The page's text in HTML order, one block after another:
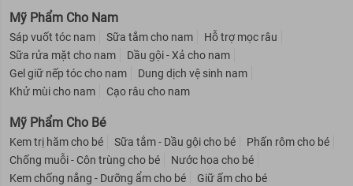
Mỹ Phẩm Cho Nam
Sáp vuốt tóc nam Sữa tắm cho nam
Hỗ trợ mọc râu
Sữa rửa mặt cho nam
Dầu gội - Xả cho nam
Gel giữ nếp tóc cho nam
Dung dịch vệ sinh nam
Khử mùi cho nam
Cạo râu cho nam
Mỹ Phẩm Cho Bé
Kem trị hăm cho bé Sữa tắm - Dầu gội cho bé
Phấn rôm cho bé
Chống muỗi - Côn trùng cho bé
Nước hoa cho bé
Kem chống nắng - Dưỡng ẩm cho bé
Giữ ấm cho bé